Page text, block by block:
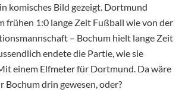
komisches Bild gezeigt. Dortmund
frühen 1:0 lange Zeit Fußball wie von der
– Bochum hielt lange Zeit
endete die Partie, wie sie
einem Elfmeter für Dortmund. Da wäre
Bochum drin gewesen, oder?